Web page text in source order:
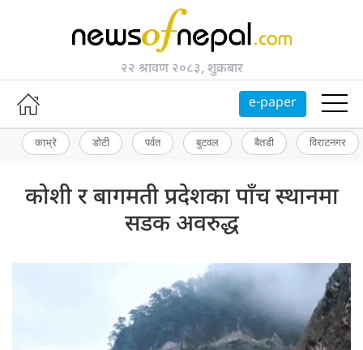
२२ श्रावण २०८३, शुक्रबार
e-paper
काभ्रे डोटी पर्वत बुटवल बैतडी विराटनगर
कोशी र बागमती प्रदेशका पाँच स्थानमा
सडक अवरुद्ध